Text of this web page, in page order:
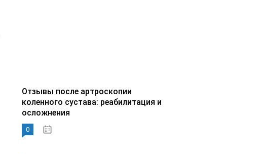
Отзывы после артроскопии
коленного сустава: реабилитация и
осложнения
0